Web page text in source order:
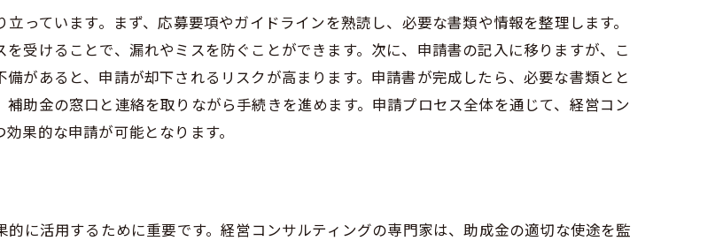
ティングによるリスク管理
長期的効果
可能性の確保
導入の相乗効果
営コンサルティングの役割と影響
のフォローアップ
っています。まず、応募要項やガイドラインを熟読し、必要な書類や情報を整理します。
受けることで、漏れやミスを防ぐことができます。次に、申請書の記入に移りますが、こ
があると、申請が却下されるリスクが高まります。申請書が完成したら、必要な書類とと
助金の窓口と連絡を取りながら手続きを進めます。申請プロセス全体を通じて、経営コン
果的な申請が可能となります。
に活用するために重要です。経営コンサルティングの専門家は、助成金の適切な使途を監